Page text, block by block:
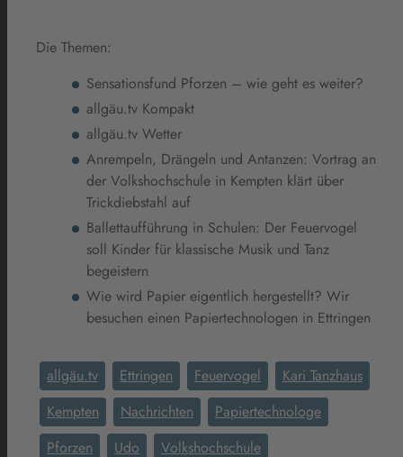
Die Themen:
Sensationsfund Pforzen – wie geht es weiter?
allgäu.tv Kompakt
allgäu.tv Wetter
Anrempeln, Drängeln und Antanzen: Vortrag an
der Volkshochschule in Kempten klärt über
Trickdiebstahl auf
Ballettaufführung in Schulen: Der Feuervogel
soll Kinder für klassische Musik und Tanz
begeistern
Wie wird Papier eigentlich hergestellt? Wir
besuchen einen Papiertechnologen in Ettringen
allgäu.tv Ettringen Feuervogel
Kari Tanzhaus
Kempten
Nachrichten
Papiertechnologe
Pforzen
Udo Volkshochschule